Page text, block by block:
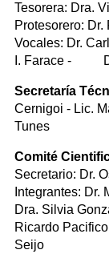
Tesorera: Dra.
Protesorero:
Vocales: Dr.
I. Farace - Dr.
Secretaría
Cernigoi - Lic.
Tunes
Comité
Secretario: Dr.
Integrantes: Dr.
Dra. Silvia
Ricardo
Seijo